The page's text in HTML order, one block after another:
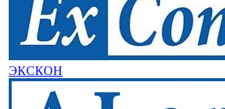
ЭКСКОН